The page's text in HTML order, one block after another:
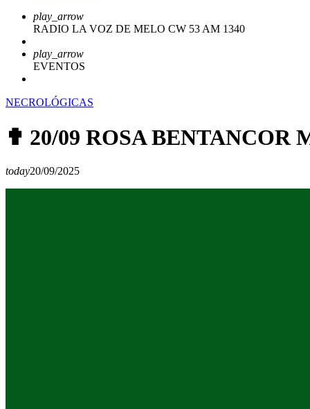
play_arrow
RADIO LA VOZ DE MELO CW 53 AM 1340
play_arrow
EVENTOS
NECROLÓGICAS
✟ 20/09 ROSA BENTANCOR
today20/09/2025